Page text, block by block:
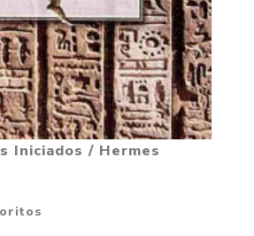
Iniciados / Hermes